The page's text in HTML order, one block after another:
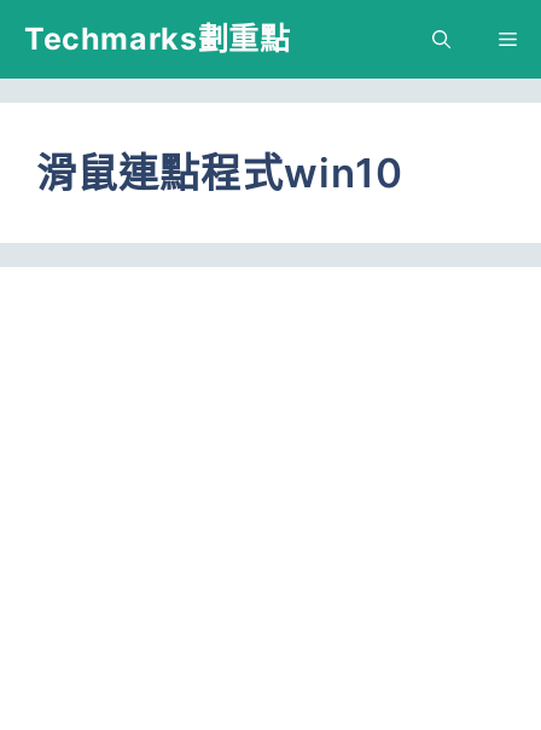
跳
主
容
Techmarks劃重點
滑鼠連點程式win10